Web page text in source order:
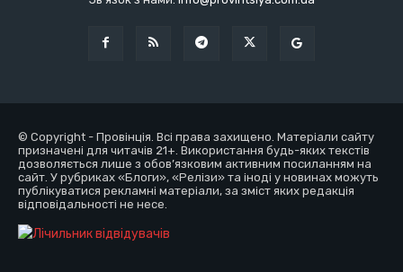
© Copyright - Провінція. Всі права захищено. Матеріали сайту
призначені для читачів 21+. Використання будь-яких текстів
дозволяється лише з обов’язковим активним посиланням на
сайт. У рубриках «Блоги», «Релізи» та іноді у новинах можуть
публікуватися рекламні матеріали, за зміст яких редакція
відповідальності не несе.